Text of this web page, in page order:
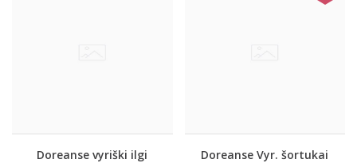
Doreanse vyriški ilgi
Doreanse Vyr. šortukai